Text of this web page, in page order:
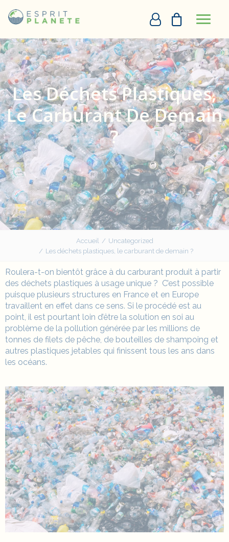
PERSONNALISATION EN LIGNE
DEVIS
+33290097273
DEMANDE D’APPEL
Les Déchets Plastiques,
Le Carburant De Demain
?
Accueil
Uncategorized
Les déchets plastiques, le carburant de demain ?
Roulera-t-on bientôt grâce à du carburant produit à partir
des déchets plastiques à usage unique ? C’est possible
puisque plusieurs structures en France et en Europe
travaillent en effet dans ce sens. Si le procédé est au
point, il est pourtant loin d’être la solution en soi au
problème de la pollution générée par les millions de
tonnes de filets de pêche, de bouteilles de shampoing et
autres plastiques jetables qui finissent tous les ans dans
les océans.